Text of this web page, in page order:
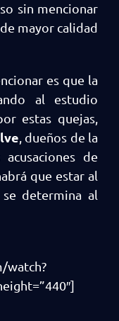
sin mencionar
mayor calidad
es que la
al estudio
estas quejas,
, dueños de la
de
que estar al
determina al
watch?